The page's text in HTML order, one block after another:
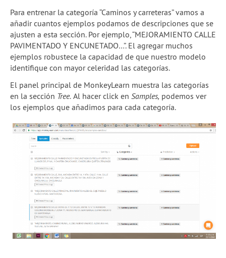
Para entrenar la categoría “Caminos y carreteras” vamos a
añadir cuantos ejemplos podamos de descripciones que se
ajusten a esta sección. Por ejemplo, “MEJORAMIENTO CALLE
PAVIMENTADO Y ENCUNETADO…”. El agregar muchos
ejemplos robustece la capacidad de que nuestro modelo
identifique con mayor celeridad las categorías.
El panel principal de MonkeyLearn muestra las categorías
en la sección Tree. Al hacer click en Samples, podemos ver
los ejemplos que añadimos para cada categoría.